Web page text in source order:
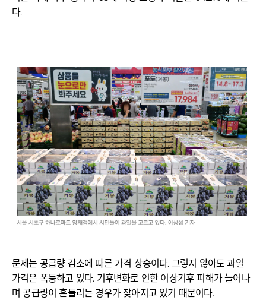
다.
문제는 공급량 감소에 따른 가격 상승이다. 그렇지 않아도 과일
가격은 폭등하고 있다. 기후변화로 인한 이상기후 피해가 늘어나
며 공급량이 흔들리는 경우가 잦아지고 있기 때문이다.